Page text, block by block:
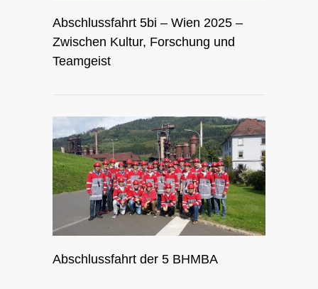
Abschlussfahrt 5bi – Wien 2025 –
Zwischen Kultur, Forschung und
Teamgeist
Abschlussfahrt der 5 BHMBA